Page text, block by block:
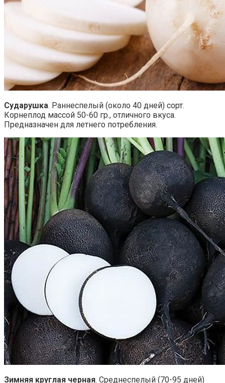
Сударушка. Раннеспелый (около 40 дней) сорт.
Корнеплод массой 50-60 гр., отличного вкуса.
Предназначен для летнего потребления.
Зимняя круглая черная. Среднеспелый (70-95 дней)